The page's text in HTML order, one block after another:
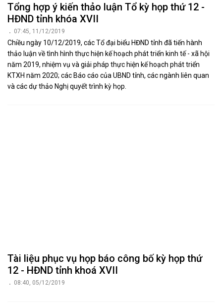
Tổng hợp ý kiến thảo luận Tổ kỳ họp thứ 12 -
HĐND tỉnh khóa XVII
07:45, 11/12/2019
Chiều ngày 10/12/2019, các Tổ đại biểu HĐND tỉnh đã tiến hành
thảo luận về tình hình thực hiện kế hoạch phát triển kinh tế - xã hội
năm 2019, nhiệm vụ và giải pháp thực hiện kế hoạch phát triển
KTXH năm 2020; các Báo cáo của UBND tỉnh, các ngành liên quan
và các dự thảo Nghị quyết trình kỳ họp.
Tài liệu phục vụ họp báo công bố kỳ họp thứ
12 - HĐND tỉnh khoá XVII
08:40, 05/12/2019